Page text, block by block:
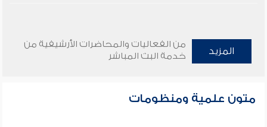
المزيد
من الفعاليات والمحاضرات الأرشيفية من
خدمة البث المباشر
متون علمية ومنظومات